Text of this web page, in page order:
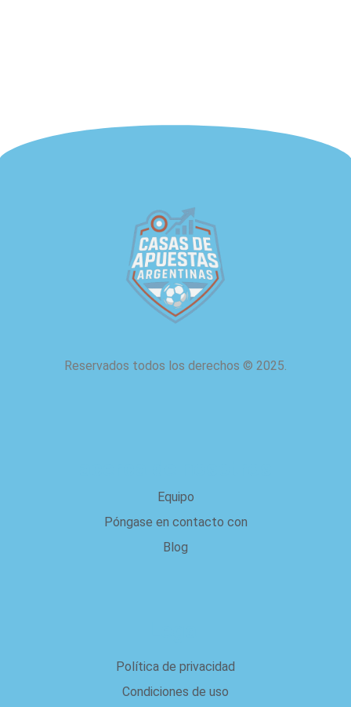
Reservados todos los derechos © 2025.
Equipo
Póngase en contacto con
Blog
Política de privacidad
Condiciones de uso